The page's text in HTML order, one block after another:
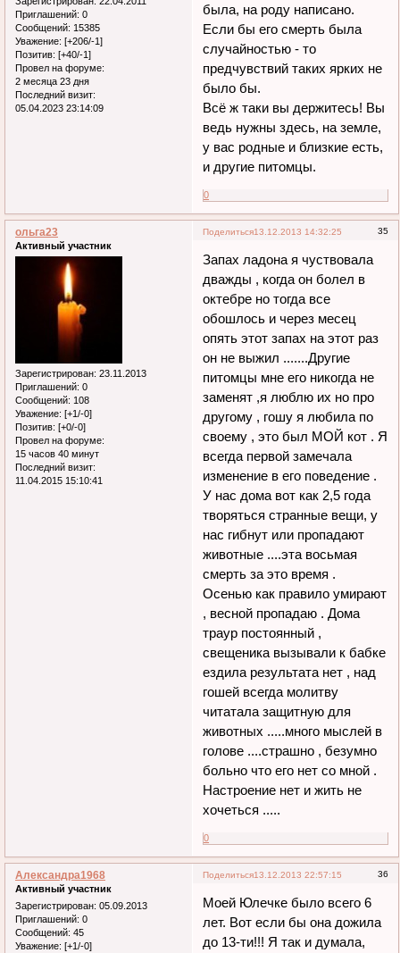
Приглашений: 0
Сообщений: 15385
Уважение: [+206/-1]
Позитив: [+40/-1]
Провел на форуме:
2 месяца 23 дня
Последний визит:
05.04.2023 23:14:09
была, на роду написано.
Если бы его смерть была
случайностью - то
предчувствий таких ярких не
было бы.
Всё ж таки вы держитесь! Вы
ведь нужны здесь, на земле,
у вас родные и близкие есть,
и другие питомцы.
0
Поделиться 35
13.12.2013 14:32:25
ольга23
Активный участник
Зарегистрирован: 23.11.2013
Приглашений: 0
Сообщений: 108
Уважение: [+1/-0]
Позитив: [+0/-0]
Провел на форуме:
15 часов 40 минут
Последний визит:
11.04.2015 15:10:41
Запах ладона я чуствовала
дважды , когда он болел в
октебре но тогда все
обошлось и через месец
опять этот запах на этот раз
он не выжил .......Другие
питомцы мне его никогда не
заменят ,я люблю их но про
другому , гошу я любила по
своему , это был МОЙ кот . Я
всегда первой замечала
изменение в его поведение .
У нас дома вот как 2,5 года
творяться странные вещи, у
нас гибнут или пропадают
животные ....эта восьмая
смерть за это время .
Осенью как правило умирают
, весной пропадаю . Дома
траур постоянный ,
свещеника вызывали к бабке
ездила результата нет , над
гошей всегда молитву
читатала защитную для
животных .....много мыслей в
голове ....страшно , безумно
больно что его нет со мной .
Настроение нет и жить не
хочеться .....
0
Поделиться 36
13.12.2013 22:57:15
Александра1968
Активный участник
Зарегистрирован: 05.09.2013
Приглашений: 0
Сообщений: 45
Уважение: [+1/-0]
Моей Юлечке было всего 6
лет. Вот если бы она дожила
до 13-ти!!! Я так и думала,